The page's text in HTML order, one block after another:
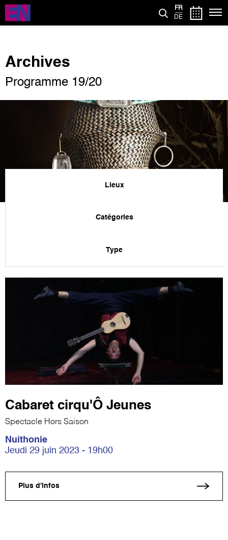
Aller
contenu
FR
DE
Archives
Programme 19/20
Lieux
Catégories
Type
Cabaret cirqu'Ô Jeunes
Spectacle Hors Saison
Nuithonie
Jeudi 29 juin 2023 - 19h00
Plus d'infos